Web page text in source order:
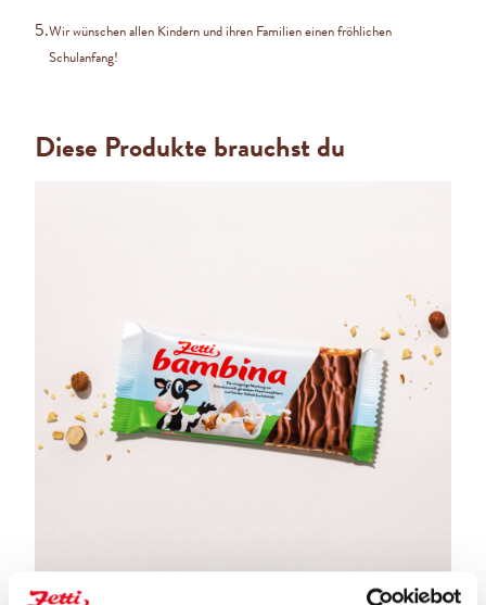
5.Wir wünschen allen Kindern und ihren Familien einen fröhlichen
Schulanfang!
Diese Produkte brauchst du